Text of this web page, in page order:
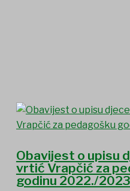
Obavijest o upisu
vrtić Vrapčić za
godinu 2022./